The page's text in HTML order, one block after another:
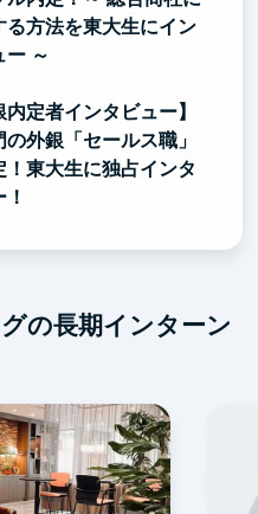
る方法を東大生にイン
ー ～
内定者インタビュー】
の外銀「セールス職」
！東大生に独占インタ
の長期インターン